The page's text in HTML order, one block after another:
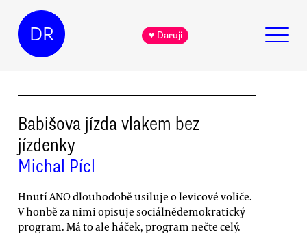
DR ♥ Daruji
Babišova jízda vlakem bez
jízdenky
Michal Pícl
Hnutí ANO dlouhodobě usiluje o levicové voliče.
V honbě za nimi opisuje sociálnědemokratický
program. Má to ale háček, program nečte celý.